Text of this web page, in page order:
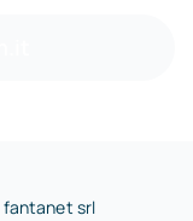
fantanet srl